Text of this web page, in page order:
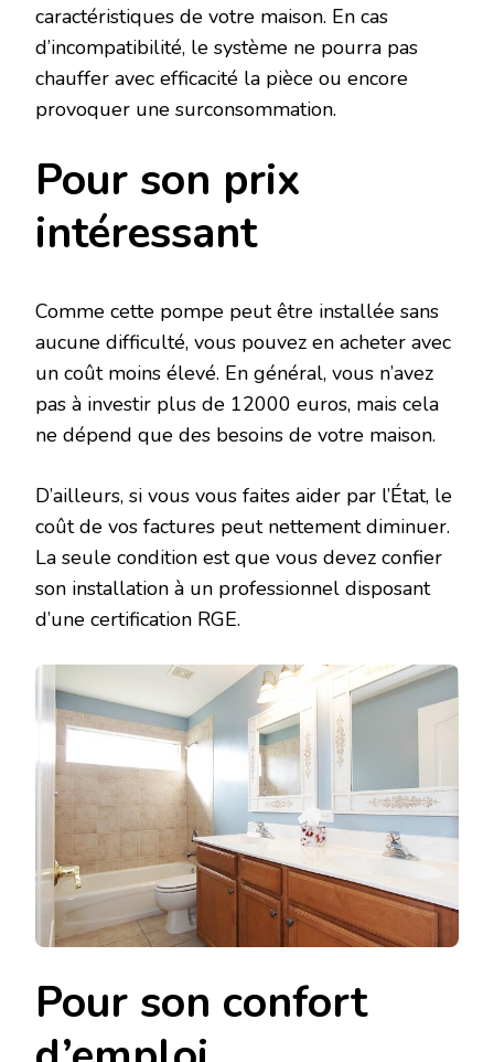
caractéristiques de votre maison. En cas
d’incompatibilité, le système ne pourra pas
chauffer avec efficacité la pièce ou encore
provoquer une surconsommation.
Pour son prix
intéressant
Comme cette pompe peut être installée sans
aucune difficulté, vous pouvez en acheter avec
un coût moins élevé. En général, vous n’avez
pas à investir plus de 12000 euros, mais cela
ne dépend que des besoins de votre maison.
D’ailleurs, si vous vous faites aider par l’État, le
coût de vos factures peut nettement diminuer.
La seule condition est que vous devez confier
son installation à un professionnel disposant
d’une certification RGE.
Pour son confort